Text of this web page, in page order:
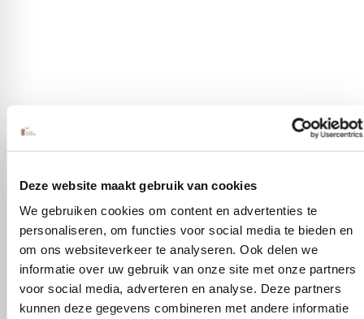
Deze website maakt gebruik van cookies
We gebruiken cookies om content en advertenties te
personaliseren, om functies voor social media te bieden en
om ons websiteverkeer te analyseren. Ook delen we
informatie over uw gebruik van onze site met onze partners
voor social media, adverteren en analyse. Deze partners
kunnen deze gegevens combineren met andere informatie